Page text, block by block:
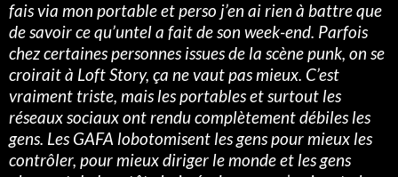
fais via mon portable et perso j’en ai rien à battre que
de savoir ce qu’untel a fait de son week-end. Parfois
chez certaines personnes issues de la scène punk, on se
croirait à Loft Story, ça ne vaut pas mieux. C’est
vraiment triste, mais les portables et surtout les
réseaux sociaux ont rendu complètement débiles les
gens. Les GAFA lobotomisent les gens pour mieux les
contrôler, pour mieux diriger le monde et les gens